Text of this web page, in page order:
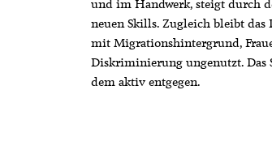
und im Handwerk, steigt durch
neuen Skills. Zugleich bleibt das
mit Migrationshintergrund,
Diskriminierung ungenutzt. Das
dem aktiv entgegen.